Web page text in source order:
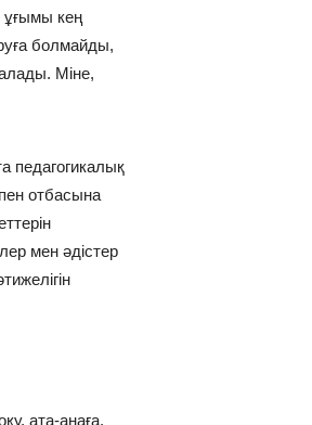
ұғымы кең
болмайды,
Міне,
педагогикалық
отбасына
мен әдістер
ата-анаға,